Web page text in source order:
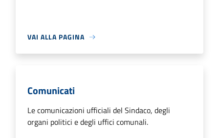
VAI ALLA PAGINA
Comunicati
Le comunicazioni ufficiali del Sindaco, degli
organi politici e degli uffici comunali.